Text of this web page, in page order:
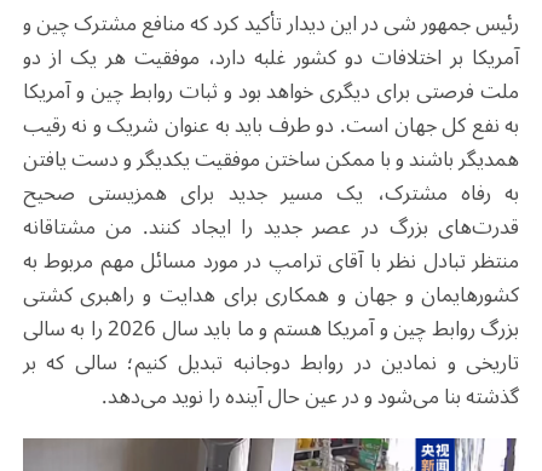
رئیس جمهور شی در این دیدار تأکید کرد که منافع مشترک چین و
آمریکا بر اختلافات دو کشور غلبه دارد، موفقیت هر یک از دو
ملت فرصتی برای دیگری خواهد بود و ثبات روابط چین و آمریکا
به نفع کل جهان است. دو طرف باید به عنوان شریک و نه رقیب
همدیگر باشند و با ممکن ساختن موفقیت یکدیگر و دست یافتن
به رفاه مشترک، یک مسیر جدید برای همزیستی صحیح
قدرت‌های بزرگ در عصر جدید را ایجاد کنند. من مشتاقانه
منتظر تبادل نظر با آقای ترامپ در مورد مسائل مهم مربوط به
کشورهایمان و جهان و همکاری برای هدایت و راهبری کشتی
بزرگ روابط چین و آمریکا هستم و ما باید سال 2026 را به سالی
تاریخی و نمادین در روابط دوجانبه تبدیل کنیم؛ سالی که بر
گذشته بنا می‌شود و در عین حال آینده را نوید می‌دهد.